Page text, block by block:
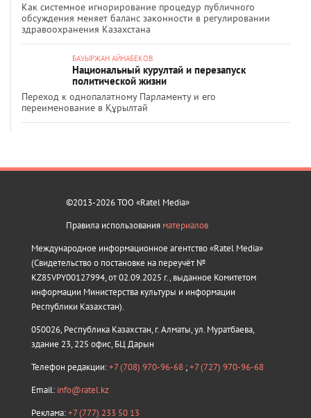
Как системное игнорирование процедур публичного
обсуждения меняет баланс законности в регулировании
здравоохранения Казахстана
БАУЫРЖАН АЙНАБЕКОВ
Национальный курултай и перезапуск
политической жизни
Переход к однопалатному Парламенту и его
переименование в Құрылтай
©2013-2026 ТОО «Ratel Media»
Правила использования материалов
Международное информационное агентство «Ratel Media»
(Свидетельство о постановке на переучёт №
KZ85VPY00127994, от 02.09.2025 г., выданное Комитетом
информации Министерства культуры и информации
Республики Казахстан).
050026, Республика Казахстан, г. Алматы, ул. Муратбаева,
здание 23, 225 офис, БЦ Дарын
Телефон редакции:+7 (708) 970-96-68 ;+7 (727) 970-96-68
Email: info@ratel.kz
Реклама:+7 (777) 233 50 13